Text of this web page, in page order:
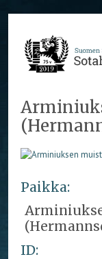
Paikka:
ID: